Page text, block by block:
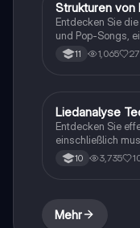
gilt.Musik
Strukturen von
Entdecken Sie
und Pop-Songs,
und mehr. Diese
Analyse der
interessierte.
11 1,065 27
Musik
Liedanalyse
Entdecken Sie
einschließlich
Harmonie und
detaillierte
Ideal für
10 3,735
Mehr